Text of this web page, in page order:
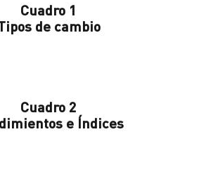
Cuadro 1
de cambio
Cuadro 2
e Índices